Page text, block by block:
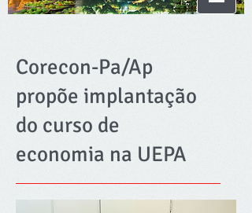
Corecon-Pa/Ap
propõe implantação
do curso de
economia na UEPA